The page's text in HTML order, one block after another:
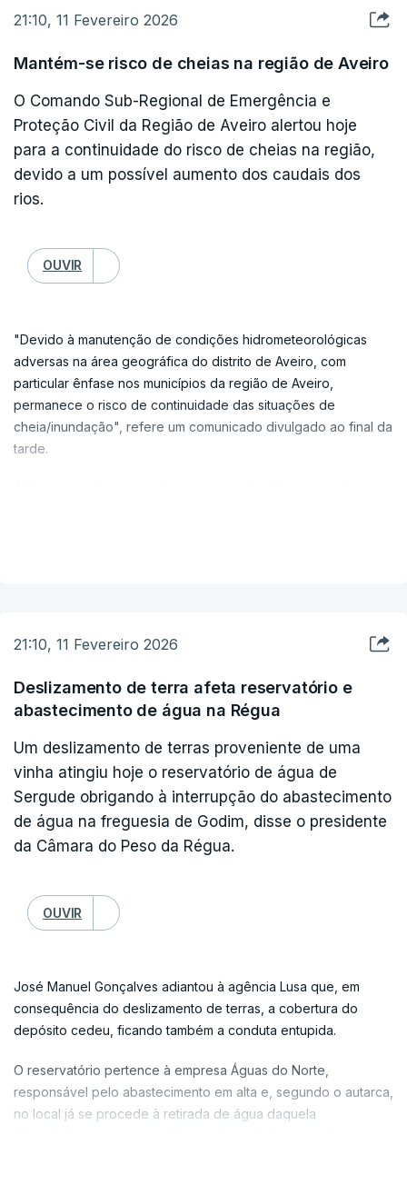
A circulação está a fazer-se de forma condicionada nas linhas
4, 5, 6, 7, 7T, 14, 14T, 21, 27, 28, 29, 32, 33, 34, 103 e 221,
"podendo verificar-se atrasos e alterações de percurso, em
função da evolução da operação no terreno e dos
condicionamentos de trânsito", acrescentaram.
21:10, 11 Fevereiro 2026
Mantém-se risco de cheias na região de Aveiro
O Comando Sub-Regional de Emergência e
Proteção Civil da Região de Aveiro alertou hoje
para a continuidade do risco de cheias na região,
devido a um possível aumento dos caudais dos
rios.
OUVIR
"Devido à manutenção de condições hidrometeorológicas
adversas na área geográfica do distrito de Aveiro, com
particular ênfase nos municípios da região de Aveiro,
permanece o risco de continuidade das situações de
cheia/inundação", refere um comunicado divulgado ao final da
tarde.
situações estão a ser acompanhadas pelos Serviços
organismos de apoio dos vários patamares.
O Comando Sub- Regional recomenda à população que siga
as orientações das autoridades e que evite a circulação e
permanência em locais próximos das zonas afetadas pelas
inundações/cheias/deslizamentos.
"Atendendo ao corte dinâmico de várias vias rodoviárias na
Região de Aveiro, pela evolução das inundações/cheias,
referidas vias, dado o risco envolvido", conclui a nota.
A Comissão Distrital de Proteção Civil de Aveiro ativou na
de cheia/inundação.
21:10, 11 Fevereiro 2026
Deslizamento de terra afeta reservatório e
abastecimento de água na Régua
Um deslizamento de terras proveniente de uma
vinha atingiu hoje o reservatório de água de
Sergude obrigando à interrupção do abastecimento
de água na freguesia de Godim, disse o presidente
da Câmara do Peso da Régua.
OUVIR
José Manuel Gonçalves adiantou à agência Lusa que, em
consequência do deslizamento de terras, a cobertura do
depósito cedeu, ficando também a conduta entupida.
O reservatório pertence à empresa Águas do Norte,
responsável pelo abastecimento em alta e, segundo o autarca,
no local já se procede à retirada de água daquela